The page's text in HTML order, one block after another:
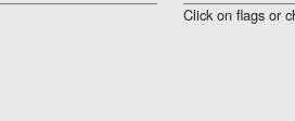
Click on flags or